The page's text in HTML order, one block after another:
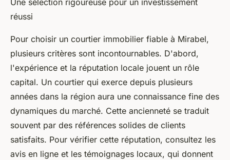
Une sélection rigoureuse pour un investissement
réussi
Pour choisir un courtier immobilier fiable à Mirabel,
plusieurs critères sont incontournables. D'abord,
l'expérience et la réputation locale jouent un rôle
capital. Un courtier qui exerce depuis plusieurs
années dans la région aura une connaissance fine des
dynamiques du marché. Cette ancienneté se traduit
souvent par des références solides de clients
satisfaits. Pour vérifier cette réputation, consultez les
avis en ligne et les témoignages locaux, qui donnent